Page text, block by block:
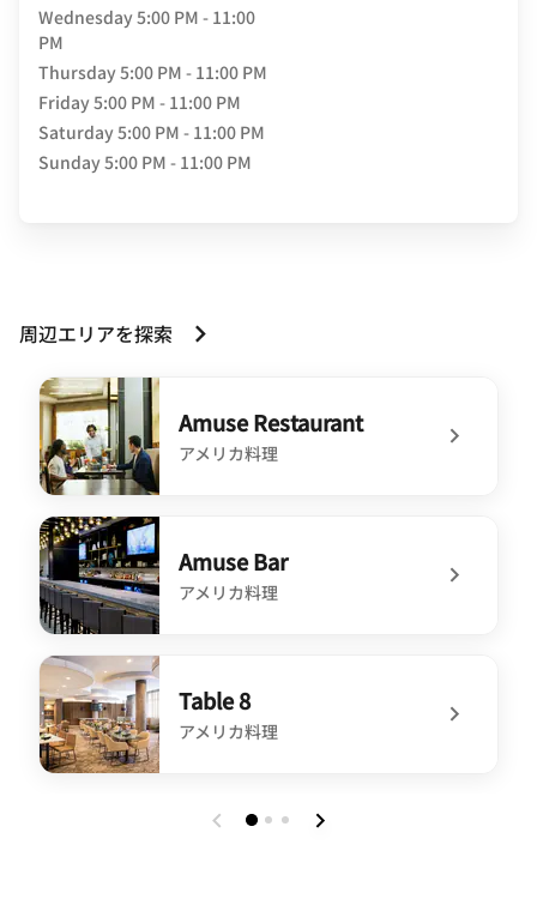
Wednesday5:00 PM - 11:00
PM
Thursday5:00 PM - 11:00 PM
Friday5:00 PM - 11:00 PM
Saturday5:00 PM - 11:00 PM
Sunday5:00 PM - 11:00 PM
周辺エリアを探索
Amuse Restaurant
アメリカ料理
undefined Amuse Restaurant
Amuse Bar
アメリカ料理
undefined Amuse Bar
Table 8
アメリカ料理